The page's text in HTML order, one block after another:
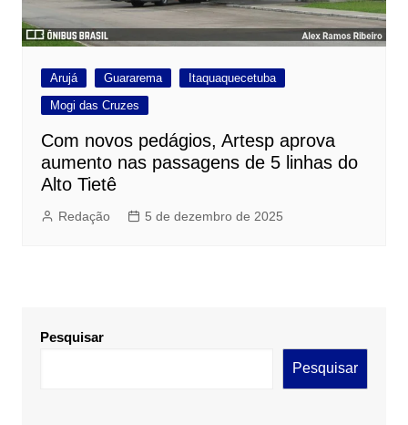
Arujá Guararema
Itaquaquecetuba
Mogi das Cruzes
Com novos pedágios, Artesp aprova
aumento nas passagens de 5 linhas do
Alto Tietê
Redação 5 de dezembro de 2025
Pesquisar
Pesquisar